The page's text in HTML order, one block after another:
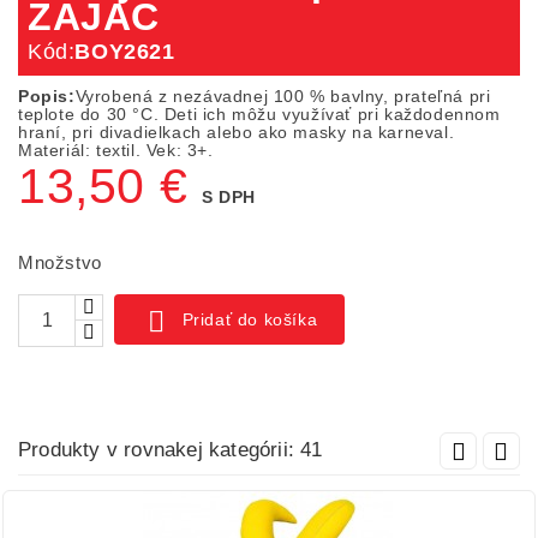
ZAJAC
Kód:BOY2621
Popis:Vyrobená z nezávadnej 100 % bavlny, prateľná pri
teplote do 30 °C. Deti ich môžu využívať pri každodennom
hraní, pri divadielkach alebo ako masky na karneval.
Materiál: textil. Vek: 3+.
13,50 € S DPH
Množstvo
 Pridať do košíka
Produkty v rovnakej kategórii: 41